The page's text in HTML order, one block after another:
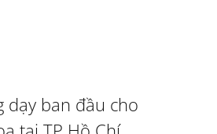
dạy ban đầu cho